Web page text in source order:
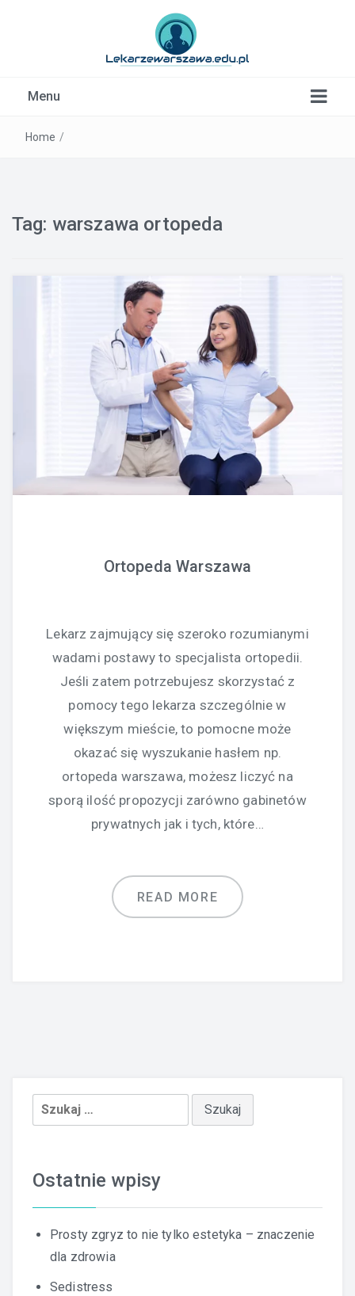
Menu
Home /
Tag: warszawa ortopeda
Ortopeda Warszawa
Lekarz zajmujący się szeroko rozumianymi
wadami postawy to specjalista ortopedii.
Jeśli zatem potrzebujesz skorzystać z
pomocy tego lekarza szczególnie w
większym mieście, to pomocne może
okazać się wyszukanie hasłem np.
ortopeda warszawa, możesz liczyć na
sporą ilość propozycji zarówno gabinetów
prywatnych jak i tych, które…
READ MORE
Szukaj:
Ostatnie wpisy
Prosty zgryz to nie tylko estetyka – znaczenie
dla zdrowia
Sedistress